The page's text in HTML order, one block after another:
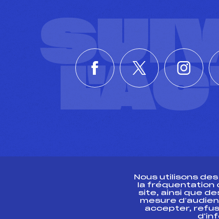
Nous utilisons
la fréquentation
site, ainsi que
mesure
accepter,